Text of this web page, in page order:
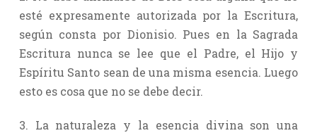
esté expresamente autorizada por la Escritura,
según consta por Dionisio. Pues en la Sagrada
Escritura nunca se lee que el Padre, el Hijo y
Espíritu Santo sean de una misma esencia. Luego
esto es cosa que no se debe decir.
3. La naturaleza y la esencia divina son una